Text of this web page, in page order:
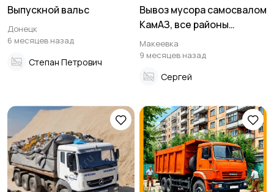
Выпускной вальс
Донецк
6 месяцев назад
Степан Петрович
Вывоз мусора самосвалом
КамАЗ, все районы
Макеевки
Макеевка
9 месяцев назад
Сергей